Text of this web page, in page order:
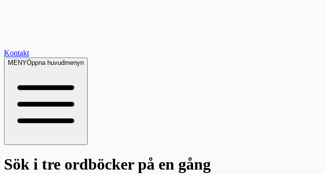
Kontakt
MENYÖppna huvudmenyn
Sök i tre ordböckerpå en gång